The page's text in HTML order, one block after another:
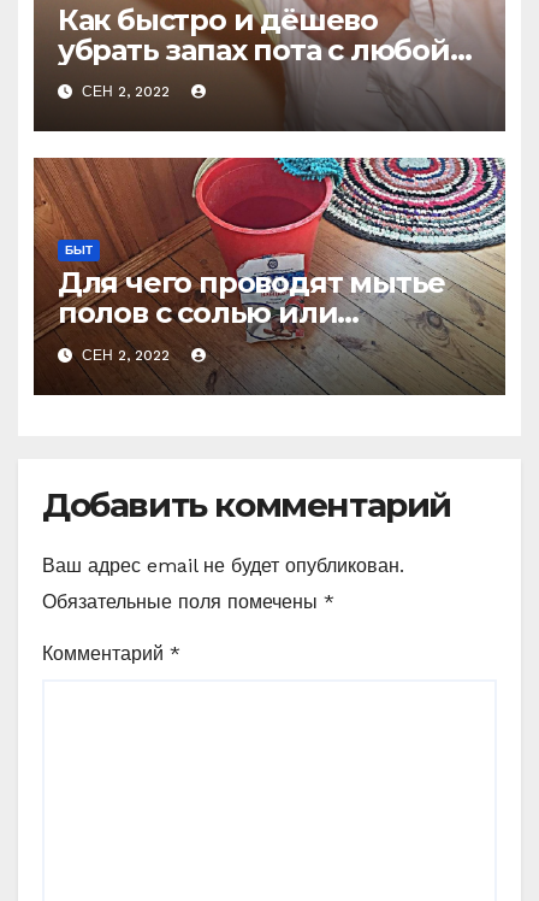
Как быстро и дёшево
убрать запах пота с любой
одежды не стирая
СЕН 2, 2022
БЫТ
Для чего проводят мытье
полов с солью или
очевидное — невероятное
СЕН 2, 2022
Добавить комментарий
Ваш адрес email не будет опубликован.
Обязательные поля помечены *
Комментарий *